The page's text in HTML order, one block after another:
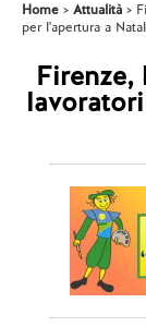
Home Attualità
per l'apertura a